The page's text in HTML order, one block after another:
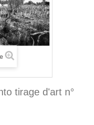
tirage d'art n°